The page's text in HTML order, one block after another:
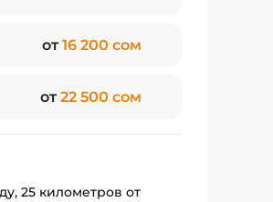
могут воспользоваться
от16 200 сом
от22 500 сом
25 километров от